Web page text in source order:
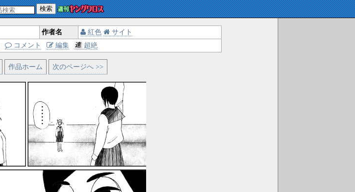
検索
作者名 紅色
サイト
コメント 編集 超絶
作品ホーム 次のページへ >>